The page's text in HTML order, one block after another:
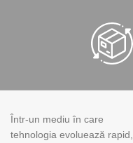
Într-un mediu în care
tehnologia evoluează rapid,